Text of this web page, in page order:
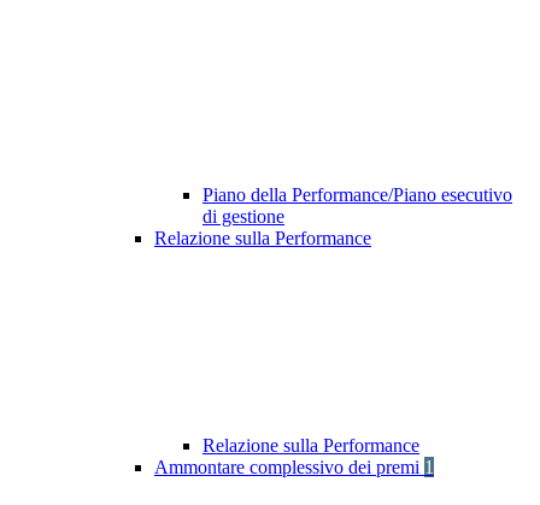
Piano della Performance/Piano esecutivo
di gestione
Relazione sulla Performance
Relazione sulla Performance
Ammontare complessivo dei premi 1